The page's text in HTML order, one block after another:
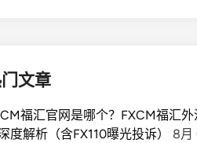
文章
福汇官网是哪个？FXCM福汇外
度解析（含FX110曝光投诉）
8月